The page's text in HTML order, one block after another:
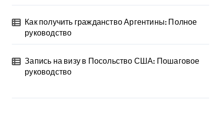
Как получить гражданство Аргентины: Полное
руководство
Запись на визу в Посольство США: Пошаговое
руководство